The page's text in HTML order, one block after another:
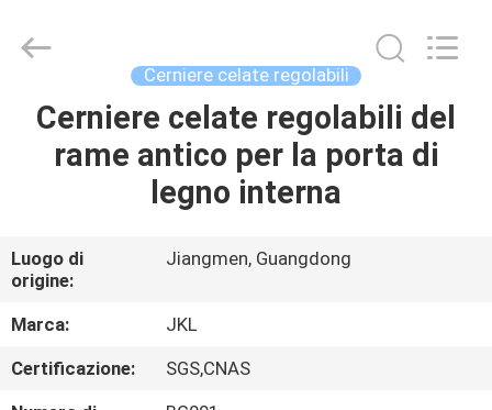
CASA
CIRCA
NOI
GIRO
DELLA
Products
Co.,Ltd.
Developed
Cerniere celate regolabili
Cerniere celate regolabili del
rame antico per la porta di
legno interna
Luogo di
origine:
Jiangmen, Guangdong
Marca:
JKL
Certificazione:
SGS,CNAS